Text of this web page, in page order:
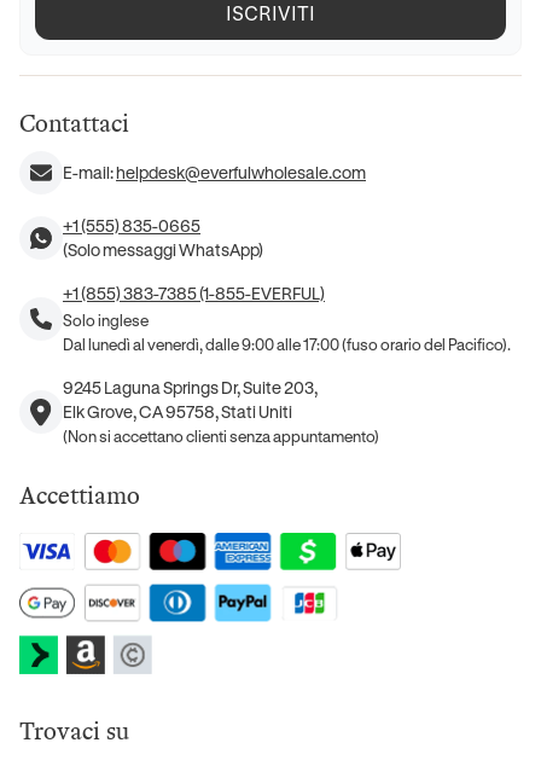
ISCRIVITI
Contattaci
E-mail:helpdesk@everfulwholesale.com
+1 (555) 835-0665
(Solo messaggi WhatsApp)
+1 (855) 383-7385 (1-855-EVERFUL)
Solo inglese
Dal lunedì al venerdì, dalle 9:00 alle 17:00 (fuso orario del Pacifico).
9245 Laguna Springs Dr, Suite 203,
Elk Grove, CA 95758, Stati Uniti
(Non si accettano clienti senza appuntamento)
Accettiamo
Trovaci su